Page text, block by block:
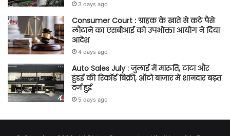
3 days ago
Consumer Court : ग्राहक के खाते से कटे पैसे
लौटाने का एसबीआई को उपभोक्ता आयोग ने दिया
आदेश
4 days ago
Auto Sales July : जुलाई में मारुति, टाटा और
हुंडई की रिकॉर्ड बिक्री, ऑटो बाजार में शानदार बढ़त
दर्ज हुई
5 days ago